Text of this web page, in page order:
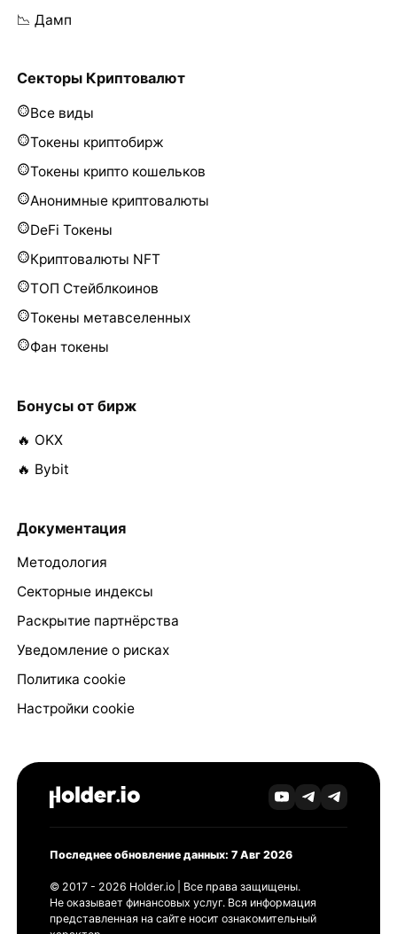
📉 Дамп
Секторы Криптовалют
Все виды
Токены криптобирж
Токены крипто кошельков
Анонимные криптовалюты
DeFi Токены
Криптовалюты NFT
ТОП Стейблкоинов
Токены метавселенных
Фан токены
Бонусы от бирж
🔥 OKX
🔥 Bybit
Документация
Методология
Секторные индексы
Раскрытие партнёрства
Уведомление о рисках
Политика cookie
Настройки cookie
Последнее обновление данных: 7 Авг 2026
© 2017 - 2026 Holder.io | Все права защищены.
Не оказывает финансовых услуг. Вся информация
представленная на сайте носит ознакомительный